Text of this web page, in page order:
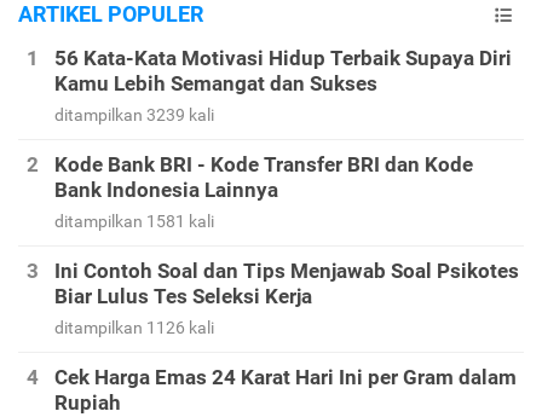
ARTIKEL POPULER
56 Kata-Kata Motivasi Hidup Terbaik Supaya Diri
Kamu Lebih Semangat dan Sukses
ditampilkan 3239 kali
Kode Bank BRI - Kode Transfer BRI dan Kode
Bank Indonesia Lainnya
ditampilkan 1581 kali
Ini Contoh Soal dan Tips Menjawab Soal Psikotes
Biar Lulus Tes Seleksi Kerja
ditampilkan 1126 kali
Cek Harga Emas 24 Karat Hari Ini per Gram dalam
Rupiah